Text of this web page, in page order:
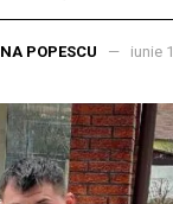
POPESCU iunie